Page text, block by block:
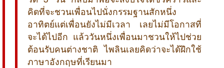
คิดที่จะชวนเพื่อนไปนั่งกรรมฐานสักหนึ่ง
อาทิตย์แต่เพื่อนยังไม่มีเวลา เลยไม่มีโอกาสที่
จะได้ไปอีก แล้ววันหนึ่งเพื่อนมาชวนให้ไปช่วย
ต้อนรับคนต่างชาติ ไพลินเลยคิดว่าจะได้ฝึกใช้
ภาษาอังกฤษที่เรียนมา